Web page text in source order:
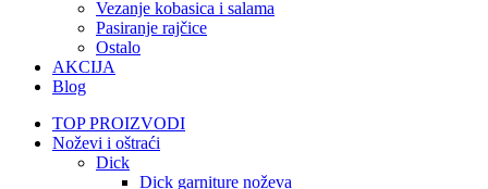
Vezanje kobasica i salama
Pasiranje rajčice
Ostalo
AKCIJA
Blog
TOP PROIZVODI
Noževi i oštraći
Dick
Dick garniture noževa